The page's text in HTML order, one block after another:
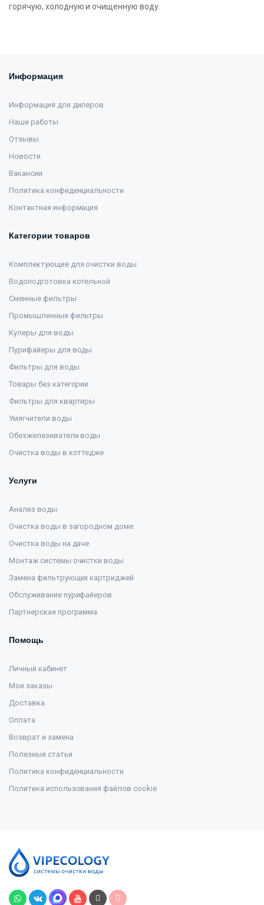
горячую, холодную и очищенную воду.
Информация
Информация для дилеров
Наши работы
Отзывы
Новости
Вакансии
Политика конфиденциальности
Контактная информация
Категории товаров
Комплектующие для очистки воды
Водоподготовка котельной
Сменные фильтры
Промышленные фильтры
Кулеры для воды
Пурифайеры для воды
Фильтры для воды
Товары без категории
Фильтры для квартиры
Умягчители воды
Обезжелезиватели воды
Очистка воды в коттедже
Услуги
Анализ воды
Очистка воды в загородном доме
Очистка воды на даче
Монтаж системы очистки воды
Замена фильтрующих картриджей
Обслуживание пурифайеров
Партнерская программа
Помощь
Личный кабинет
Мои заказы
Доставка
Оплата
Возврат и замена
Полезные статьи
Политика конфиденциальности
Политика использования файлов cookie